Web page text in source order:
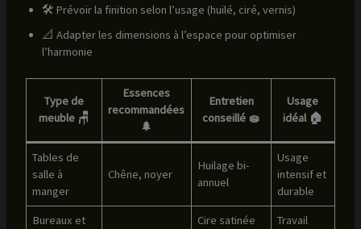
🛠️ Prévoir la finition selon l’usage (huilé, ciré, vernis)
📐 Adapter les dimensions à l’espace pour optimiser
l’harmonie
Type de
meuble 🪑
Essences
recommandées
🌲
Entretien
conseillé 🧽
Usage
idéal 🏠
Tables de
salle à
manger
Chêne, noyer
Huilage bi-
annuel
Usage
intensif et
durable
Bureaux et
Cire satinée
Travail